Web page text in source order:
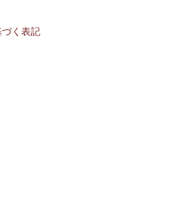
く表記